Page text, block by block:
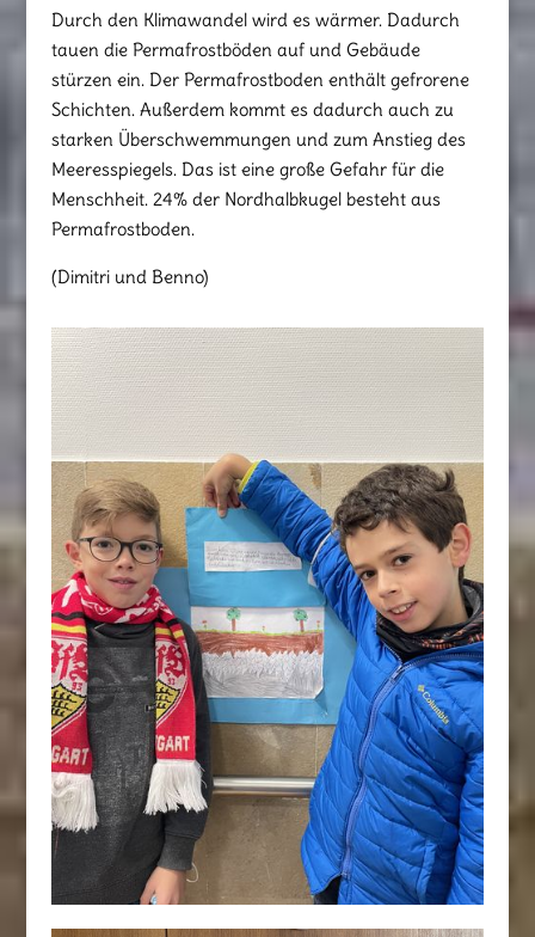
Durch den Klimawandel wird es wärmer. Dadurch
tauen die Permafrostböden auf und Gebäude
stürzen ein. Der Permafrostboden enthält gefrorene
Schichten. Außerdem kommt es dadurch auch zu
starken Überschwemmungen und zum Anstieg des
Meeresspiegels. Das ist eine große Gefahr für die
Menschheit. 24% der Nordhalbkugel besteht aus
Permafrostboden.
(Dimitri und Benno)